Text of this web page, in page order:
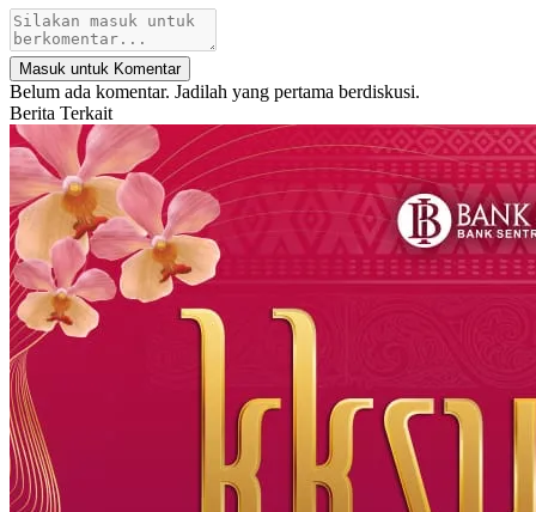
Masuk untuk Komentar
Belum ada komentar. Jadilah yang pertama berdiskusi.
Berita Terkait